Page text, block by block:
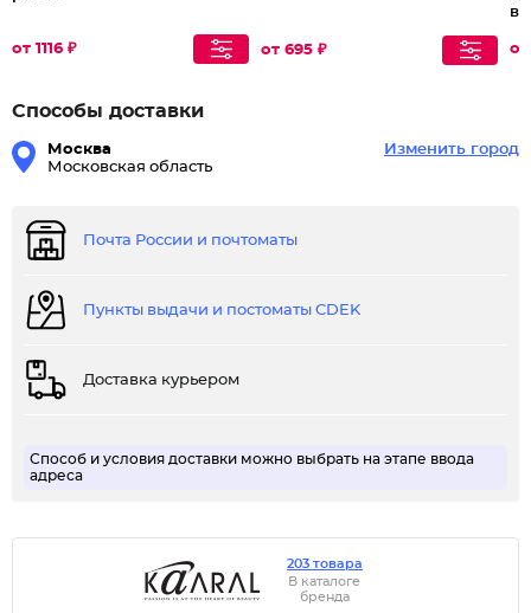
от 1116 ₽ от 695 ₽ от
Способы доставки
Москва
Московская область
Изменить город
Почта России и почтоматы
Пункты выдачи и постоматы CDEK
Доставка курьером
Способ и условия доставки можно выбрать на этапе ввода
адреса
203 товара
В каталоге
бренда